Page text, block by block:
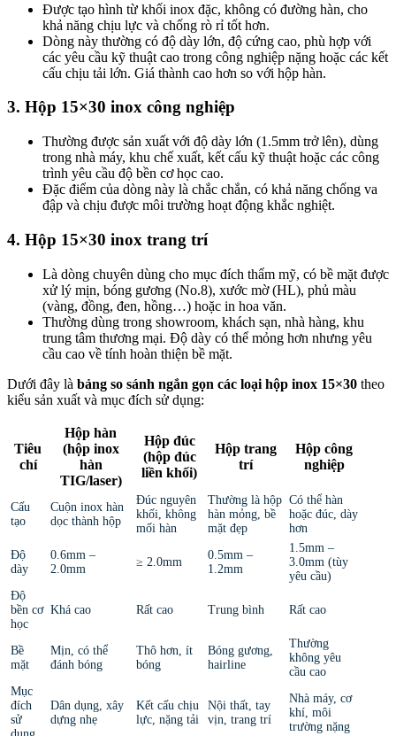
Được tạo hình từ khối inox đặc, không có đường hàn, cho
khả năng chịu lực và chống rò rỉ tốt hơn.
Dòng này thường có độ dày lớn, độ cứng cao, phù hợp với
các yêu cầu kỹ thuật cao trong công nghiệp nặng hoặc các kết
cấu chịu tải lớn. Giá thành cao hơn so với hộp hàn.
3. Hộp 15×30 inox công nghiệp
Thường được sản xuất với độ dày lớn (1.5mm trở lên), dùng
trong nhà máy, khu chế xuất, kết cấu kỹ thuật hoặc các công
trình yêu cầu độ bền cơ học cao.
Đặc điểm của dòng này là chắc chắn, có khả năng chống va
đập và chịu được môi trường hoạt động khắc nghiệt.
4. Hộp 15×30 inox trang trí
Là dòng chuyên dùng cho mục đích thẩm mỹ, có bề mặt được
xử lý mịn, bóng gương (No.8), xước mờ (HL), phủ màu
(vàng, đồng, đen, hồng…) hoặc in hoa văn.
Thường dùng trong showroom, khách sạn, nhà hàng, khu
trung tâm thương mại. Độ dày có thể mỏng hơn nhưng yêu
cầu cao về tính hoàn thiện bề mặt.
Dưới đây là bảng so sánh ngắn gọn các loại hộp inox 15×30 theo
kiểu sản xuất và mục đích sử dụng:
Tiêu
chí
Hộp hàn
(hộp inox
hàn
TIG/laser)
Hộp đúc
(hộp đúc
liền khối)
Hộp trang
trí
Hộp công
nghiệp
Cấu
tạo
Cuộn inox hàn
dọc thành hộp
Đúc nguyên
khối, không
mối hàn
Thường là hộp
hàn mỏng, bề
mặt đẹp
Có thể hàn
hoặc đúc, dày
hơn
Độ
dày
0.6mm –
2.0mm
≥ 2.0mm
0.5mm –
1.2mm
1.5mm –
3.0mm (tùy
yêu cầu)
Độ
bền cơ
học
Khá cao Rất cao Trung bình Rất cao
Bề
mặt
Mịn, có thể
đánh bóng
Thô hơn, ít
bóng
Bóng gương,
hairline
Thường
không yêu
cầu cao
Mục
đích
sử
Dân dụng, xây
dựng nhẹ
Kết cấu chịu
lực, nặng tải
Nội thất, tay
vịn, trang trí
Nhà máy, cơ
khí, môi
trường nặng